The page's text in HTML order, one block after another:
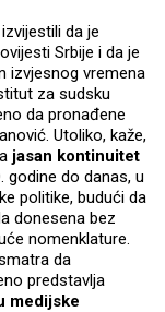
da je
Srbije i da je
izvjesnog vremena
za sudsku
da pronađene
Utoliko, kaže,
jasan kontinuitet
godine do danas, u
politike, budući da
donesena bez
nomenklature.
da
predstavlja
medijske